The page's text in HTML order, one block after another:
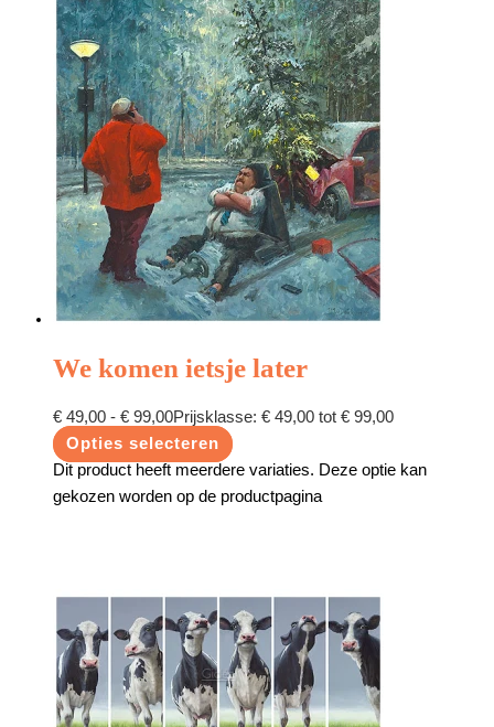
We komen ietsje later
€ 49,00 - € 99,00Prijsklasse: € 49,00 tot € 99,00
Opties selecteren
Dit product heeft meerdere variaties. Deze optie kan
gekozen worden op de productpagina